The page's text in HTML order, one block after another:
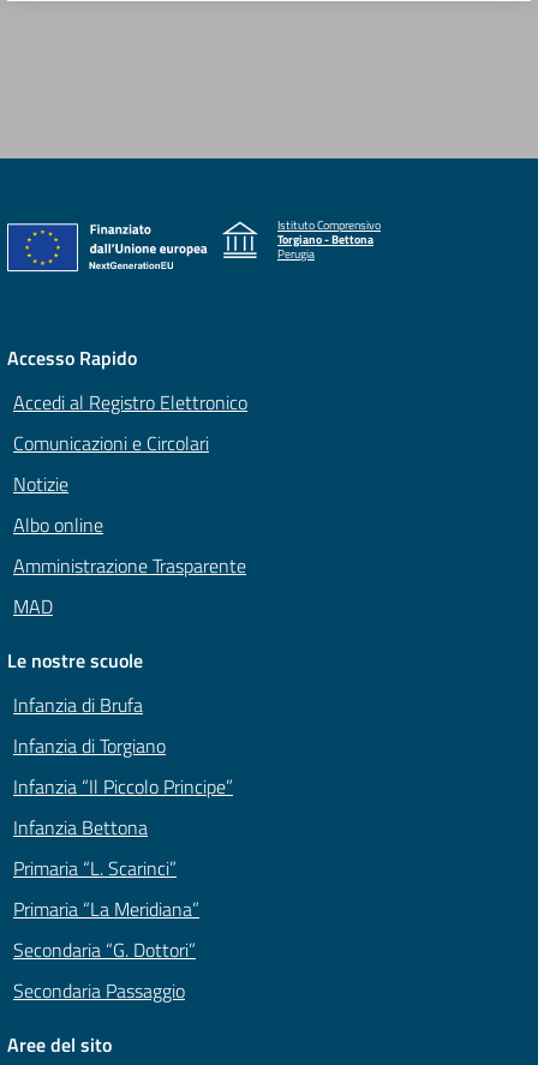
Istituto Comprensivo
Torgiano - Bettona
Perugia
Accesso Rapido
Accedi al Registro Elettronico
Comunicazioni e Circolari
Notizie
Albo online
Amministrazione Trasparente
MAD
Le nostre scuole
Infanzia di Brufa
Infanzia di Torgiano
Infanzia “Il Piccolo Principe”
Infanzia Bettona
Primaria “L. Scarinci”
Primaria “La Meridiana”
Secondaria “G. Dottori”
Secondaria Passaggio
Aree del sito